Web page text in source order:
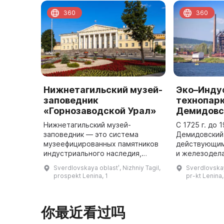
Нижнетагильский музей-
заповедник
«Горнозаводской Урал»
Нижнетагильский музей-
заповедник — это система
музеефицированных памятников
индустриального наследия,
объединение музейных
учреждений г. Нижнего Тагила.
Sverdlovskaya oblastʹ, Nizhniy Tagil,
prospekt Lenina, 1
360
С 1725 г. до
и
pr-kt Lenina,
360
你最近看过吗